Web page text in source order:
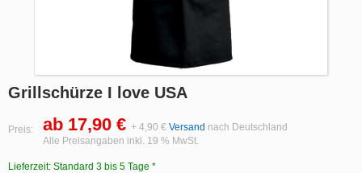
Grillschürze I love USA
Preis: ab 17,90 € + 4,90 € Versand nach Deutschland
Alle Preisangaben inkl. 19 % MwSt.
Lieferzeit: Standard 3 bis 5 Tage *